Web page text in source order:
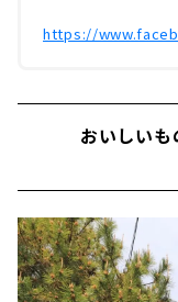
https://
おいしいも